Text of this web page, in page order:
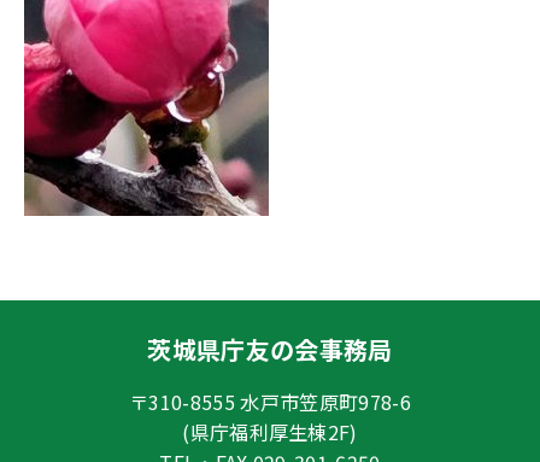
茨城県庁友の会事務局
〒310-8555 水戸市笠原町978-6
(県庁福利厚生棟2F)